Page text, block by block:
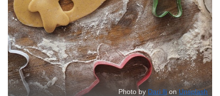
Photo by Dari lli on Unsplash